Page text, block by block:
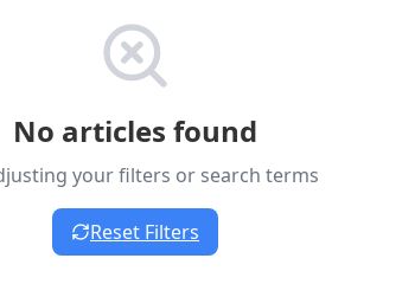
No articles found
your filters or search terms
Reset Filters